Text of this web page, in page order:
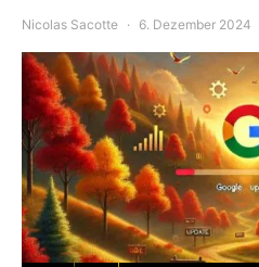
Nicolas Sacotte 6. Dezember 2024